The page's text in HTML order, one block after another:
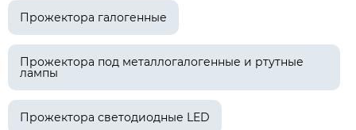
Прожектора галогенные
Прожектора под металлогалогенные и ртутные
лампы
Прожектора светодиодные LED